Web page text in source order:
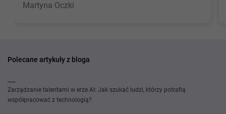
Martyna Oczki
Polecane artykuły z bloga
Zarządzanie talentami w erze AI: Jak szukać ludzi, którzy potrafią
współpracować z technologią?